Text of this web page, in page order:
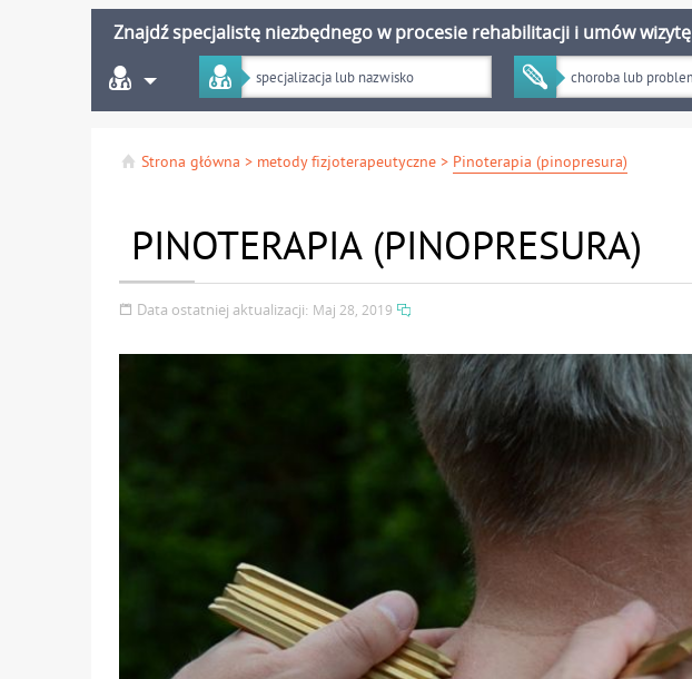
Znajdź specjalistę niezbędnego w procesie rehabilitacji i umów wizytę
Strona główna > metody fizjoterapeutyczne > Pinoterapia (pinopresura)
PINOTERAPIA (PINOPRESURA)
Data ostatniej aktualizacji: Maj 28, 2019